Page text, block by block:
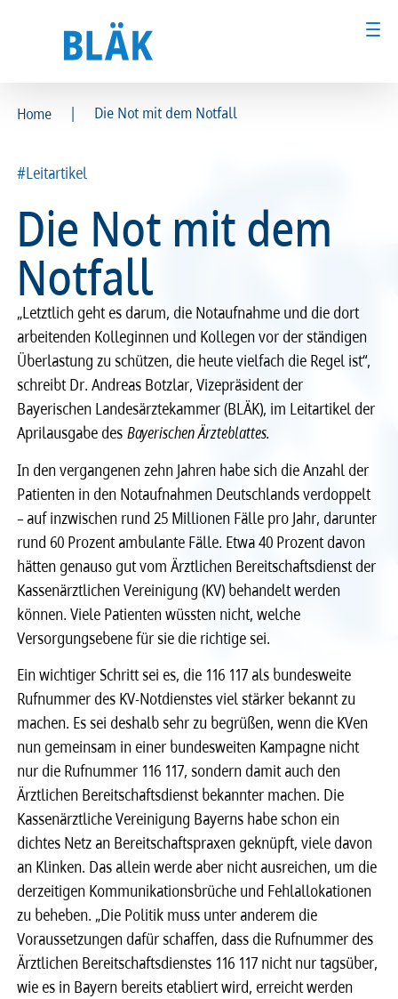
Patientinnen und Patienten
Kammer & Politik
Presse
Karriere
Recht
Service & Kontakt
meineBLÄK
Patientinnen und Patienten
Kammer & Politik
Presse
Karriere
Recht
Service & Kontakt
meineBLÄK
Home | Die Not mit dem Notfall
#Leitartikel
Die Not mit dem
Notfall
„Letztlich geht es darum, die Notaufnahme und die dort
arbeitenden Kolleginnen und Kollegen vor der ständigen
Überlastung zu schützen, die heute vielfach die Regel ist“,
schreibt Dr. Andreas Botzlar, Vizepräsident der
Bayerischen Landesärztekammer (BLÄK), im Leitartikel der
Aprilausgabe des Bayerischen Ärzteblattes.
In den vergangenen zehn Jahren habe sich die Anzahl der
Patienten in den Notaufnahmen Deutschlands verdoppelt
– auf inzwischen rund 25 Millionen Fälle pro Jahr, darunter
rund 60 Prozent ambulante Fälle. Etwa 40 Prozent davon
hätten genauso gut vom Ärztlichen Bereitschaftsdienst der
Kassenärztlichen Vereinigung (KV) behandelt werden
können. Viele Patienten wüssten nicht, welche
Versorgungsebene für sie die richtige sei.
Ein wichtiger Schritt sei es, die 116 117 als bundesweite
Rufnummer des KV-Notdienstes viel stärker bekannt zu
machen. Es sei deshalb sehr zu begrüßen, wenn die KVen
nun gemeinsam in einer bundesweiten Kampagne nicht
nur die Rufnummer 116 117, sondern damit auch den
Ärztlichen Bereitschaftsdienst bekannter machen. Die
Kassenärztliche Vereinigung Bayerns habe schon ein
dichtes Netz an Bereitschaftspraxen geknüpft, viele davon
an Klinken. Das allein werde aber nicht ausreichen, um die
derzeitigen Kommunikationsbrüche und Fehlallokationen
zu beheben. „Die Politik muss unter anderem die
Voraussetzungen dafür schaffen, dass die Rufnummer des
Ärztlichen Bereitschaftsdienstes 116 117 nicht nur tagsüber,
wie es in Bayern bereits etabliert wird, erreicht werden